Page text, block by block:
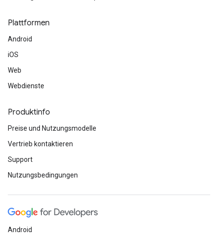
Plattformen
Android
iOS
Web
Webdienste
Produktinfo
Preise und Nutzungsmodelle
Vertrieb kontaktieren
Support
Nutzungsbedingungen
Android